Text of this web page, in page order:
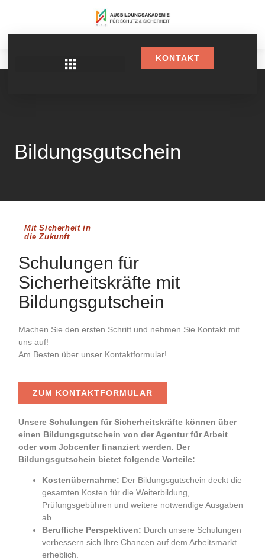
KONTAKT
Bildungsgutschein
Mit Sicherheit in
die Zukunft
Schulungen für
Sicherheitskräfte mit
Bildungsgutschein
Machen Sie den ersten Schritt und nehmen Sie Kontakt mit
uns auf!
Am Besten über unser Kontaktformular!
ZUM KONTAKTFORMULAR
Unsere Schulungen für Sicherheitskräfte können über
einen Bildungsgutschein von der Agentur für Arbeit
oder vom Jobcenter finanziert werden. Der
Bildungsgutschein bietet folgende Vorteile:
Kostenübernahme: Der Bildungsgutschein deckt die
gesamten Kosten für die Weiterbildung,
Prüfungsgebühren und weitere notwendige Ausgaben
ab.
Berufliche Perspektiven: Durch unsere Schulungen
verbessern sich Ihre Chancen auf dem Arbeitsmarkt
erheblich.